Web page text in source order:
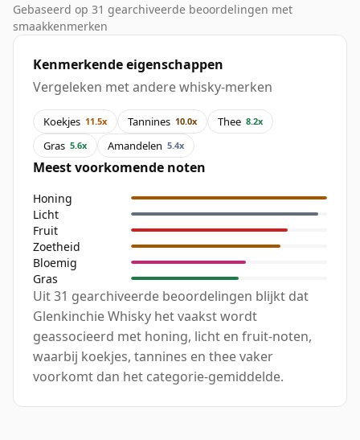
Gebaseerd op 31 gearchiveerde beoordelingen met
smaakkenmerken
Kenmerkende eigenschappen
Vergeleken met andere whisky-merken
Koekjes 11.5x Tannines 10.0x Thee 8.2x
Gras 5.6x Amandelen 5.4x
Meest voorkomende noten
Honing
Licht
Fruit
Zoetheid
Bloemig
Gras
Uit 31 gearchiveerde beoordelingen blijkt dat
Glenkinchie Whisky het vaakst wordt
geassocieerd met honing, licht en fruit-noten,
waarbij koekjes, tannines en thee vaker
voorkomt dan het categorie-gemiddelde.